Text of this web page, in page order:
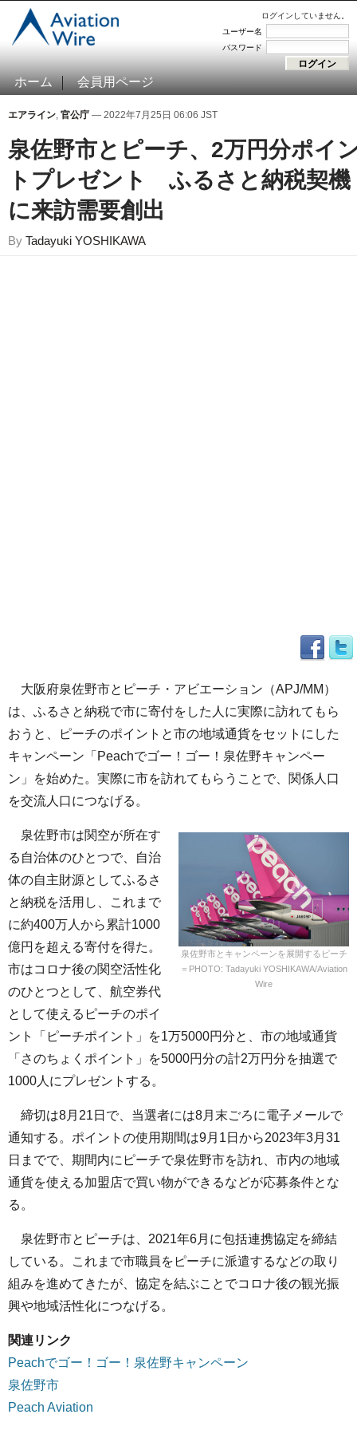
ログインしていません。
ユーザー名
パスワード
ホーム 会員用ページ
エアライン, 官公庁 — 2022年7月25日 06:06 JST
泉佐野市とピーチ、2万円分ポイ
トプレゼント ふるさと納税契機
に来訪需要創出
By Tadayuki YOSHIKAWA
大阪府泉佐野市とピーチ・アビエーション（APJ/MM）
は、ふるさと納税で市に寄付をした人に実際に訪れてもら
おうと、ピーチのポイントと市の地域通貨をセットにした
キャンペーン「Peachでゴー！ゴー！泉佐野キャンペー
ン」を始めた。実際に市を訪れてもらうことで、関係人口
を交流人口につなげる。
泉佐野市とキャンペーンを展開するピーチ
＝PHOTO: Tadayuki YOSHIKAWA/Aviation
Wire
泉佐野市は関空が所在す
る自治体のひとつで、自治
体の自主財源としてふるさ
と納税を活用し、これまで
に約400万人から累計1000
億円を超える寄付を得た。
市はコロナ後の関空活性化
のひとつとして、航空券代
として使えるピーチのポイ
ント「ピーチポイント」を1万5000円分と、市の地域通貨
「さのちょくポイント」を5000円分の計2万円分を抽選で
1000人にプレゼントする。
締切は8月21日で、当選者には8月末ごろに電子メールで
通知する。ポイントの使用期間は9月1日から2023年3月31
日までで、期間内にピーチで泉佐野市を訪れ、市内の地域
通貨を使える加盟店で買い物ができるなどが応募条件とな
る。
泉佐野市とピーチは、2021年6月に包括連携協定を締結
している。これまで市職員をピーチに派遣するなどの取り
組みを進めてきたが、協定を結ぶことでコロナ後の観光振
興や地域活性化につなげる。
関連リンク
Peachでゴー！ゴー！泉佐野キャンペーン
泉佐野市
Peach Aviation